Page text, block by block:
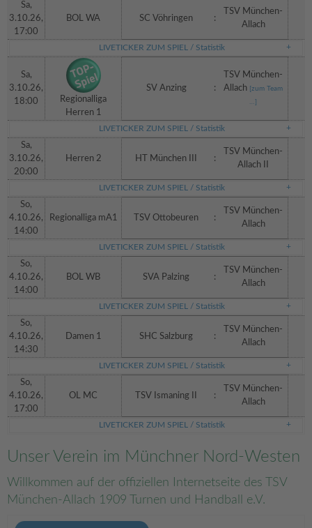
Sa,
3.10.26,
17:00
BOL WA SC Vöhringen :
TSV München-
Allach
LIVETICKER ZUM SPIEL / Statistik
Sa,
3.10.26,
18:00
Regionalliga
Herren 1
SV Anzing :
TSV München-
Allach [zum Team
…]
LIVETICKER ZUM SPIEL / Statistik
Sa,
3.10.26,
20:00
Herren 2 HT München III :
TSV München-
Allach II
LIVETICKER ZUM SPIEL / Statistik
So,
4.10.26,
14:00
Regionalliga mA1 TSV Ottobeuren :
TSV München-
Allach
LIVETICKER ZUM SPIEL / Statistik
So,
4.10.26,
14:00
BOL WB SVA Palzing :
TSV München-
Allach
LIVETICKER ZUM SPIEL / Statistik
So,
4.10.26,
14:30
Damen 1 SHC Salzburg :
TSV München-
Allach
LIVETICKER ZUM SPIEL / Statistik
So,
4.10.26,
17:00
OL MC TSV Ismaning II :
TSV München-
Allach
LIVETICKER ZUM SPIEL / Statistik
Unser Verein im Münchner Nord-Westen
Willkommen auf der offiziellen Internetseite des TSV
München-Allach 1909 Turnen und Handball e.V.